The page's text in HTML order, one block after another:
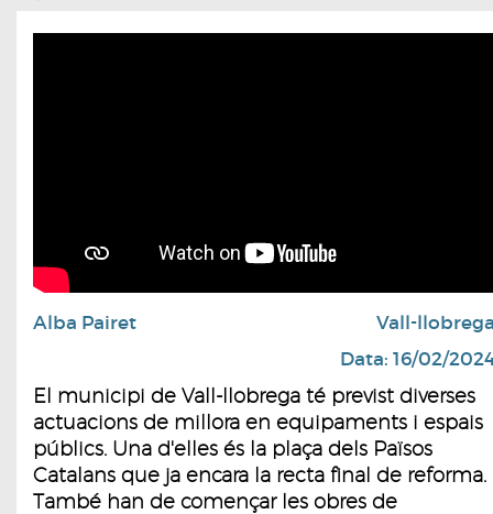
Alba Pairet
Vall-
Data: 16/02/
El municipi de Vall-llobrega té previst diverses
actuacions de millora en equipaments i espais
públics. Una d'elles és la plaça dels Països
Catalans que ja encara la recta final de reforma.
També han de començar les obres de